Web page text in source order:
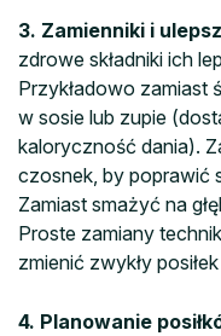
3. Zamienniki i
zdrowe składniki ich
Przykładowo zamiast
w sosie lub zupie
kaloryczność dania).
czosnek, by poprawić
Zamiast smażyć na
Proste zamiany
zmienić zwykły
4. Planowanie